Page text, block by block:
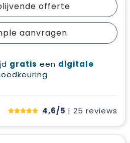
offerte
aanvragen
gratis een digitale
4,6/5 | 25 reviews